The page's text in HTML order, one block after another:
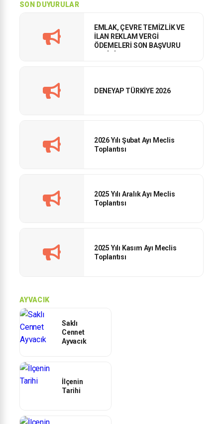
SON DUYURULAR
EMLAK, ÇEVRE TEMİZLİK VE
İLAN REKLAM VERGİ
ÖDEMELERİ SON BAŞVURU
TARİHİ
DENEYAP TÜRKİYE 2026
2026 Yılı Şubat Ayı Meclis
Toplantısı
2025 Yılı Aralık Ayı Meclis
Toplantısı
2025 Yılı Kasım Ayı Meclis
Toplantısı
AYVACIK
Saklı
Cennet
Ayvacık
İlçenin
Tarihi